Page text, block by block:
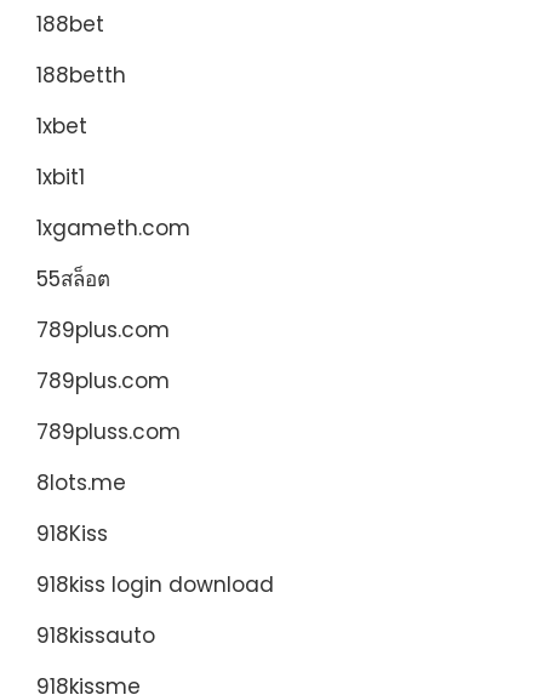
188bet
188betth
1xbet
1xbit1
1xgameth.com
55สล็อต
789plus.com
789plus.com
789pluss.com
8lots.me
918Kiss
918kiss login download
918kissauto
918kissme